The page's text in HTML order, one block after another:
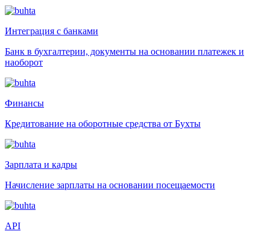
Интеграция с банками
Банк в бухгалтерии, документы на основании платежек и
наоборот
Финансы
Кредитование на оборотные средства от Бухты
Зарплата и кадры
Начисление зарплаты на основании посещаемости
API